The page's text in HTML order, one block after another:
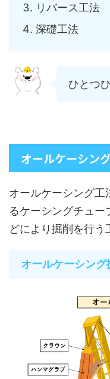
リバース工法
深礎工法
ひとつ
オールケーシン
オールケーシング工
るケーシングチュ
どにより掘削を行う
オールケーシング